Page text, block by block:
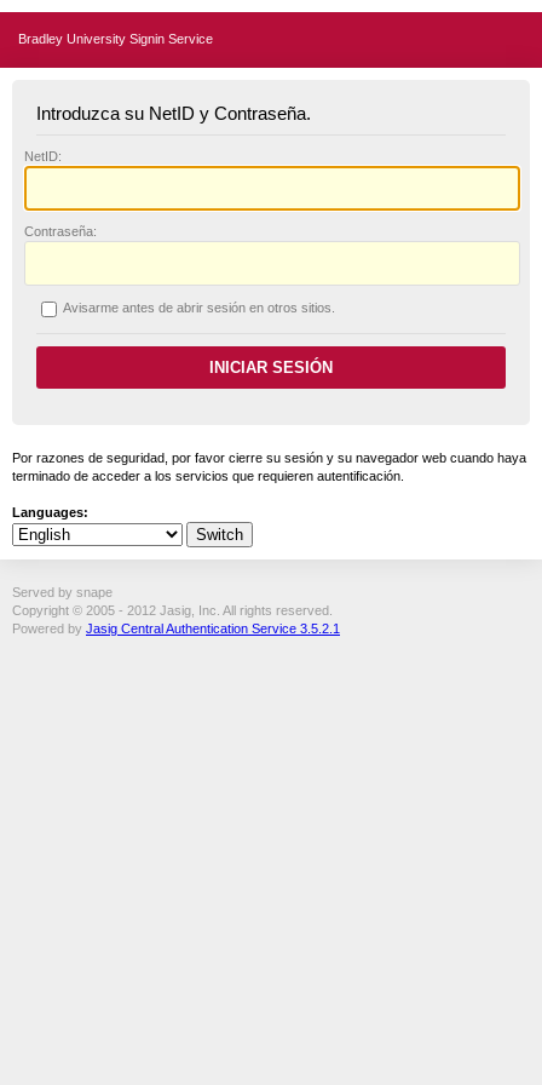
Bradley University Signin Service
Introduzca su NetID y Contraseña.
NetID:
Contraseña:
Avisarme antes de abrir sesión en otros sitios.
Por razones de seguridad, por favor cierre su sesión y su navegador web cuando haya
terminado de acceder a los servicios que requieren autentificación.
Languages:
Served by snape
Copyright © 2005 - 2012 Jasig, Inc. All rights reserved.
Powered by Jasig Central Authentication Service 3.5.2.1